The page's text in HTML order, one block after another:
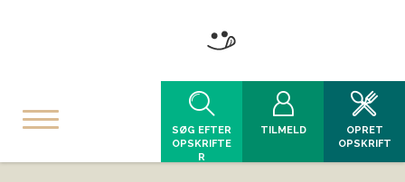
SØG EFTER
OPSKRIFTE
R
TILMELD
OPRET
OPSKRIFT